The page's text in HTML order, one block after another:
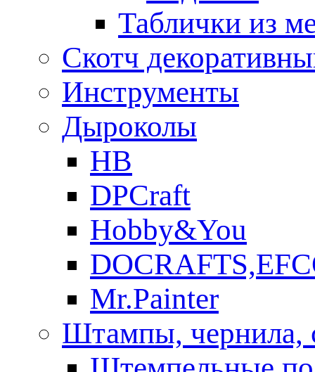
Таблички из
Скотч
Инструменты
Дыроколы
HB
DPCraft
Hobby&You
Mr.Painter
Штампы, чернила,